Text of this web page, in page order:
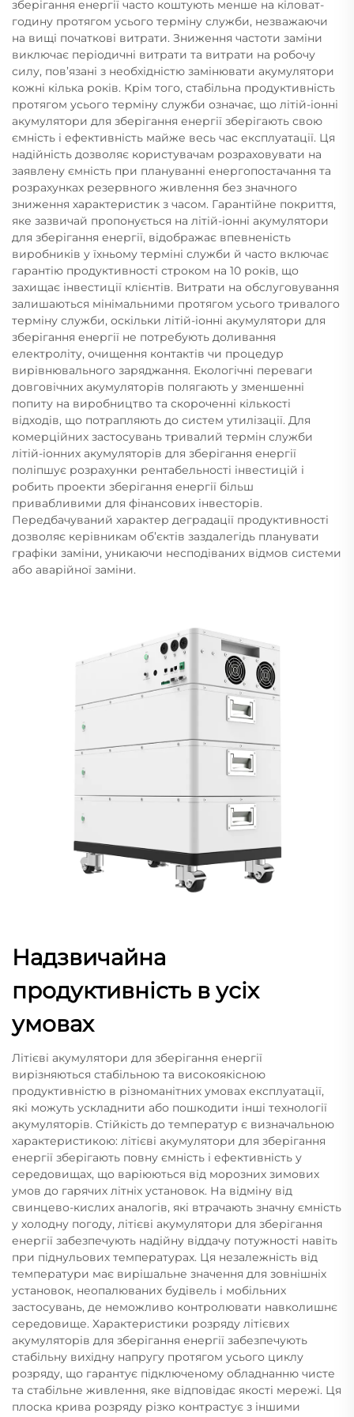
зберігання енергії часто коштують менше на кіловат-
годину протягом усього терміну служби, незважаючи
на вищі початкові витрати. Зниження частоти заміни
виключає періодичні витрати та витрати на робочу
силу, пов’язані з необхідністю замінювати акумулятори
кожні кілька років. Крім того, стабільна продуктивність
протягом усього терміну служби означає, що літій-іонні
акумулятори для зберігання енергії зберігають свою
ємність і ефективність майже весь час експлуатації. Ця
надійність дозволяє користувачам розраховувати на
заявлену ємність при плануванні енергопостачання та
розрахунках резервного живлення без значного
зниження характеристик з часом. Гарантійне покриття,
яке зазвичай пропонується на літій-іонні акумулятори
для зберігання енергії, відображає впевненість
виробників у їхньому терміні служби й часто включає
гарантію продуктивності строком на 10 років, що
захищає інвестиції клієнтів. Витрати на обслуговування
залишаються мінімальними протягом усього тривалого
терміну служби, оскільки літій-іонні акумулятори для
зберігання енергії не потребують доливання
електроліту, очищення контактів чи процедур
вирівнювального заряджання. Екологічні переваги
довговічних акумуляторів полягають у зменшенні
попиту на виробництво та скороченні кількості
відходів, що потрапляють до систем утилізації. Для
комерційних застосувань тривалий термін служби
літій-іонних акумуляторів для зберігання енергії
поліпшує розрахунки рентабельності інвестицій і
робить проекти зберігання енергії більш
привабливими для фінансових інвесторів.
Передбачуваний характер деградації продуктивності
дозволяє керівникам об’єктів заздалегідь планувати
графіки заміни, уникаючи несподіваних відмов системи
або аварійної заміни.
Надзвичайна
продуктивність в усіх
умовах
Літієві акумулятори для зберігання енергії
вирізняються стабільною та високоякісною
продуктивністю в різноманітних умовах експлуатації,
які можуть ускладнити або пошкодити інші технології
акумуляторів. Стійкість до температур є визначальною
характеристикою: літієві акумулятори для зберігання
енергії зберігають повну ємність і ефективність у
середовищах, що варіюються від морозних зимових
умов до гарячих літніх установок. На відміну від
свинцево-кислих аналогів, які втрачають значну ємність
у холодну погоду, літієві акумулятори для зберігання
енергії забезпечують надійну віддачу потужності навіть
при піднульових температурах. Ця незалежність від
температури має вирішальне значення для зовнішніх
установок, неопалюваних будівель і мобільних
застосувань, де неможливо контролювати навколишнє
середовище. Характеристики розряду літієвих
акумуляторів для зберігання енергії забезпечують
стабільну вихідну напругу протягом усього циклу
розряду, що гарантує підключеному обладнанню чисте
та стабільне живлення, яке відповідає якості мережі. Ця
плоска крива розряду різко контрастує з іншими